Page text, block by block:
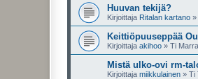
Huuvan tekijä?
Kirjoittaja Ritalan kartano »
Keittiöpuuseppää
Kirjoittaja akihoo » Ti
Mistä ulko-ovi rm-
Kirjoittaja miikkulainen » Ti